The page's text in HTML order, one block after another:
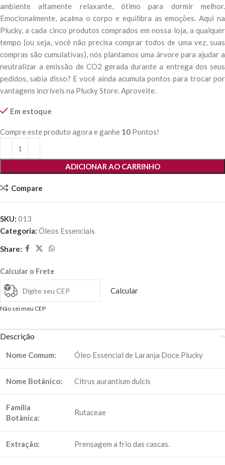
ambiente altamente relaxante, ótimo para dormir melhor.
Emocionalmente, acalma o corpo e equilibra as emoções. Aqui na
Plucky, a cada cinco produtos comprados em nossa loja, a qualquer
tempo (ou seja, você não precisa comprar todos de uma vez, suas
compras são cumulativas), nós plantamos uma árvore para ajudar a
neutralizar a emissão de CO2 gerada durante a entrega dos seus
pedidos, sabia disso? E você ainda acumula pontos para trocar por
vantagens incríveis na Plucky Store. Aproveite.
Em estoque
Compre este produto agora e ganhe 10 Pontos!
ADICIONAR AO CARRINHO
Compare
SKU: 013
Categoria: Óleos Essenciais
Share:
Calcular o Frete
Calcular
Não sei meu CEP
Descrição
Nome Comum: Óleo Essencial de Laranja Doce Plucky
Nome Botânico: Citrus aurantium dulcis
Família
Botânica:
Rutaceae
Extração: Prensagem a frio das cascas.